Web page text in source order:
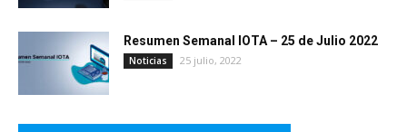
Resumen Semanal IOTA – 25 de Julio 2022
Noticias 25 julio, 2022